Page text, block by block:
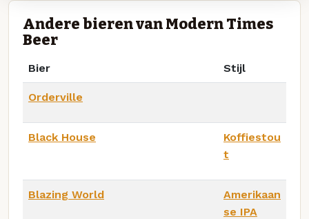
Andere bieren van Modern Times
Beer
Bier Stijl
Orderville
Black House
Koffiestou
t
Blazing World
Amerikaan
se IPA